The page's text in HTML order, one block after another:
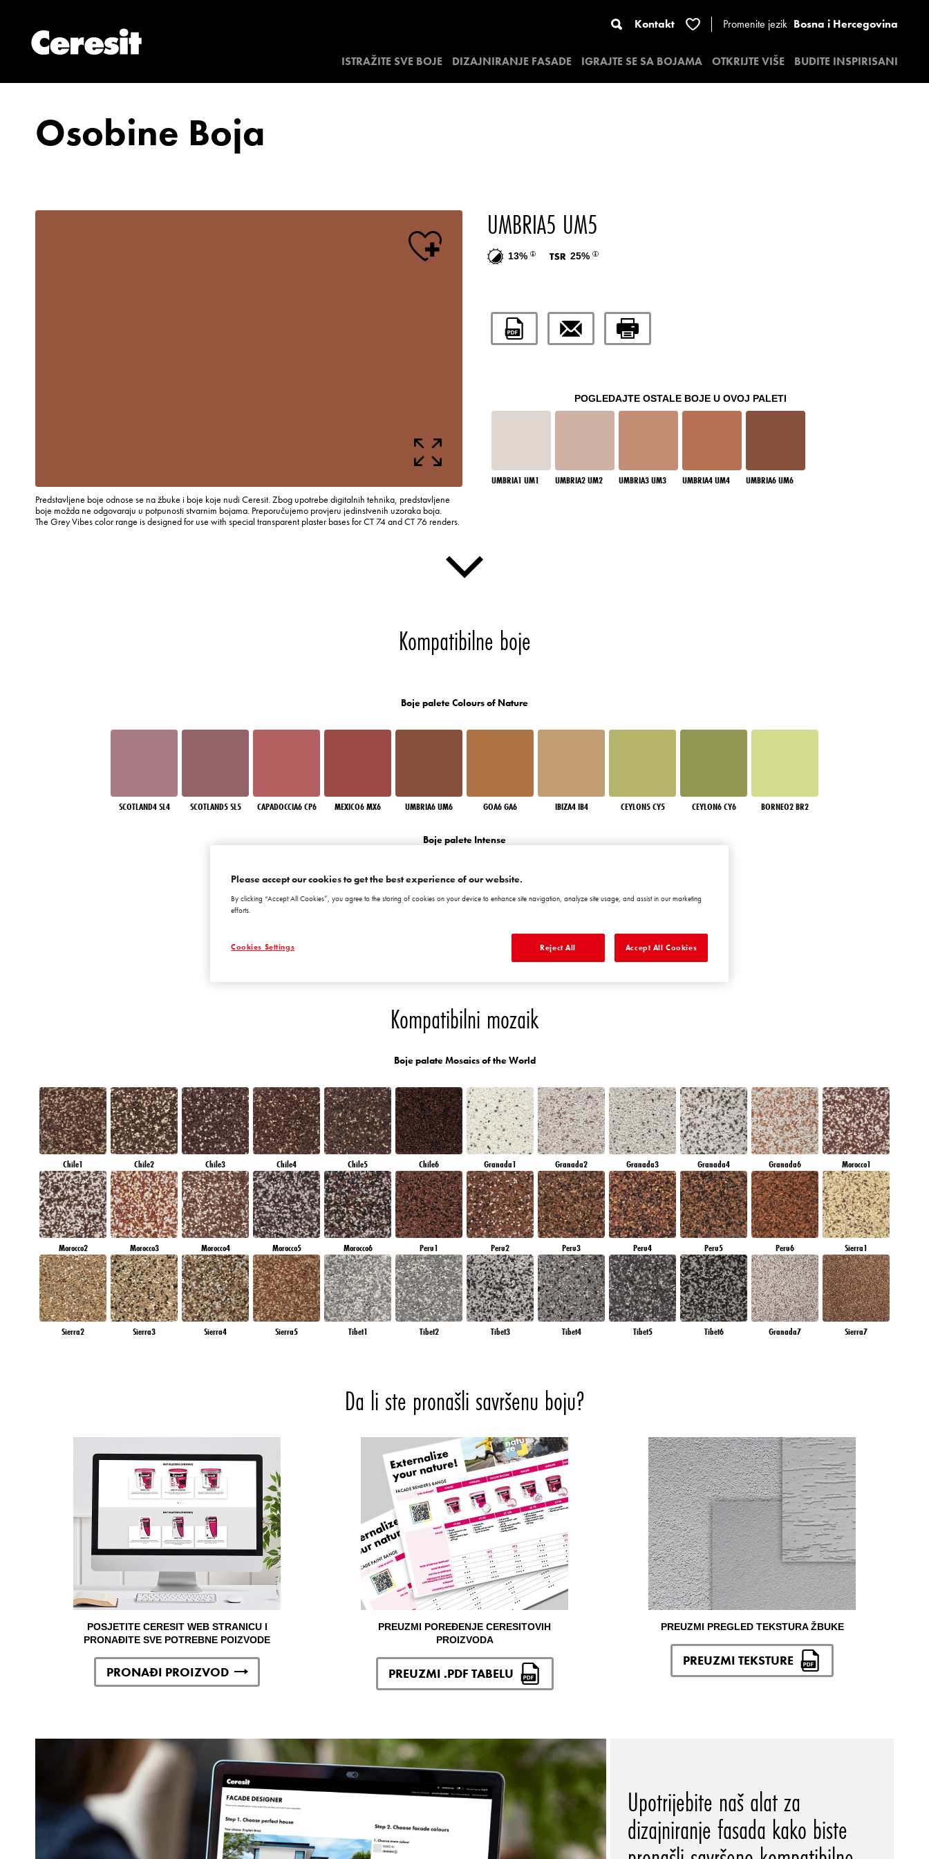
Kontakt Promenite jezik Bosna i Hercegovina
ISTRAŽITE SVE BOJE DIZAJNIRANJE FASADE IGRAJTE SE SA BOJAMA OTKRIJTE VIŠE BUDITE INSPIRISANI
Osobine Boja
Predstavljene boje odnose se na žbuke i boje koje nudi Ceresit. Zbog upotrebe digitalnih tehnika, predstavljene
boje možda ne odgovaraju u potpunosti stvarnim bojama. Preporučujemo provjeru jedinstvenih uzoraka boja.
The Grey Vibes color range is designed for use with special transparent plaster bases for CT 74 and CT 76 renders.
UMBRIA5 UM5
13% 25%
POGLEDAJTE OSTALE BOJE U OVOJ PALETI
UMBRIA1 UM1 UMBRIA2 UM2 UMBRIA3 UM3 UMBRIA4 UM4 UMBRIA6 UM6
Kompatibilne boje
Boje palete Colours of Nature
SCOTLAND4 SL4 SCOTLAND5 SL5 CAPADOCCIA6 CP6 MEXICO6 MX6 UMBRIA6 UM6 GOA6 GA6 IBIZA4 IB4 CEYLON5 CY5 CEYLON6 CY6 BORNEO2 BR2
Boje palete Intense
RUBY HEART AMBER GLASS
DIAMOND
MORNING
Kompatibilni mozaik
Boje palate Mosaics of the World
Chile1 Chile2 Chile3 Chile4 Chile5 Chile6 Granada1 Granada2 Granada3 Granada4 Granada6 Morocco1
Morocco2 Morocco3 Morocco4 Morocco5 Morocco6 Peru1 Peru2 Peru3 Peru4 Peru5 Peru6 Sierra1
Sierra2 Sierra3 Sierra4 Sierra5 Tibet1 Tibet2 Tibet3 Tibet4 Tibet5 Tibet6 Granada7 Sierra7
Da li ste pronašli savršenu boju?
POSJETITE CERESIT WEB STRANICU I
PRONAĐITE SVE POTREBNE POIZVODE
PRONAĐI PROIZVOD
PREUZMI POREĐENJE CERESITOVIH
PROIZVODA
PREUZMI .PDF TABELU
PREUZMI PREGLED TEKSTURA ŽBUKE
PREUZMI TEKSTURE
Upotrijebite naš alat za
dizajniranje fasada kako biste
Please accept our cookies to get the best experience of our website.
By clicking “Accept All Cookies”, you agree to the storing of cookies on your device to enhance site navigation, analyze site usage, and assist in our marketing
efforts.
Cookies Settings Reject All Accept All Cookies